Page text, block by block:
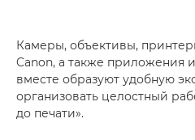
Камеры, объективы,
Canon, а также приложения
вместе образуют удобную
организовать целостный
до печати».